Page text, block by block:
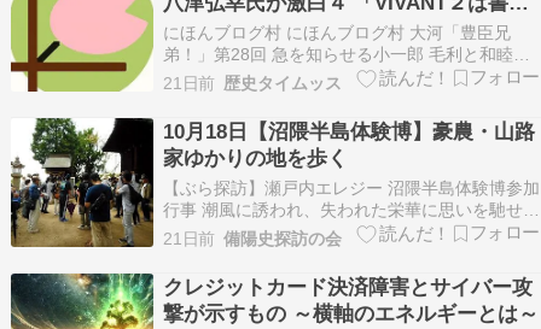
くとこ…
てない」、今
にほんブログ村 にほんブログ村 大河「豊臣兄
弟！」第28回 急を知らせる小一郎 毛利と和睦の
秀吉、京へ〝中国大返し〟 7月19日放送「急げ！
秀吉」光秀（要潤）は信長（小栗旬）を討った。
家臣の斎藤利三（内藤剛志）に、小一郎（仲野太
賀）を捕らえるよう指示する。小一郎は京に潜伏
してい…
21日前 歴史タイムッス
10月18日【沼隈半島体験博】豪農・山路
家ゆかりの地を歩く
【ぶら探訪】瀬戸内エレジー 沼隈半島体験博参加
行事 潮風に誘われ、失われた栄華に思いを馳せる
江戸時代、藤江の地に花開いた豪農・山路家ゆか
りの地を歩き、その栄華の歴史を探訪します。 松
永湾南部の藤江村で代々庄屋を務めた山路氏は、
広大な土地を所有して巨万の富を築き、「福山の
殿様十…
21日前 備陽史探訪の会
クレジットカード決済障害とサイバー攻
撃が示すもの ～横軸のエネルギーとは～